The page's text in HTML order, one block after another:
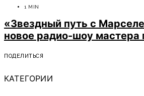
1 MIN
«Звездный путь с
новое радио-шоу мастера
ПОДЕЛИТЬСЯ
КАТЕГОРИИ